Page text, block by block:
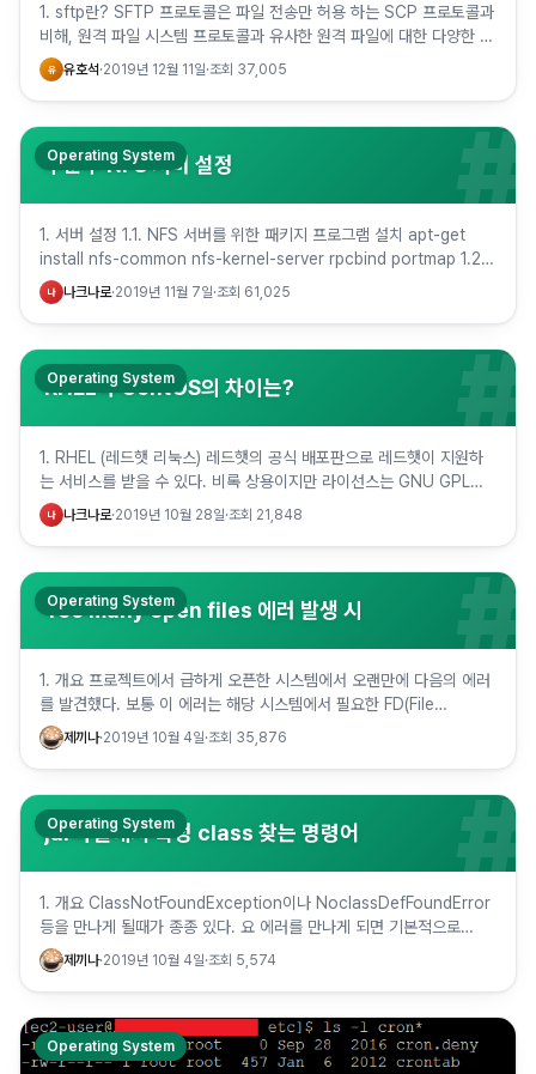
1. sftp란? SFTP 프로토콜은 파일 전송만 허용 하는 SCP 프로토콜과
비해, 원격 파일 시스템 프로토콜과 유사한 원격 파일에 대한 다양한 작
업을 허용한다. SFTP 클라이언트의 추가 기능으…
유 유호석 ·2019년 12월 11일·조회 37,005
우분투 NFS 서버 설정 #
Operating System
1. 서버 설정 1.1. NFS 서버를 위한 패키지 프로그램 설치 apt-get
install nfs-common nfs-kernel-server rpcbind portmap 1.2.
공유할 폴더 …
나 나크나로·2019년 11월 7일·조회 61,025
RHEL과 CentOS의 차이는? #
Operating System
1. RHEL (레드햇 리눅스) 레드햇의 공식 배포판으로 레드햇이 지원하
는 서비스를 받을 수 있다. 비록 상용이지만 라이선스는 GNU GPL을
따르고 있어서 대부분의 소스를 공개하고 있다. 아래 이…
나 나크나로·2019년 10월 28일·조회 21,848
Too many open files 에러 발생 시 #
Operating System
1. 개요 프로젝트에서 급하게 오픈한 시스템에서 오랜만에 다음의 에러
를 발견했다. 보통 이 에러는 해당 시스템에서 필요한 FD(File
Descriptor/openfiles) 수보다 계정의 User…
제끼나·2019년 10월 4일·조회 35,876
jar파일에서 특정 class 찾는 명령어 #
Operating System
1. 개요 ClassNotFoundException이나 NoclassDefFoundError
등을 만나게 될때가 종종 있다. 요 에러를 만나게 되면 기본적으로
ClassPath를 확인하고, 그 Pa…
제끼나·2019년 10월 4일·조회 5,574
Operating System